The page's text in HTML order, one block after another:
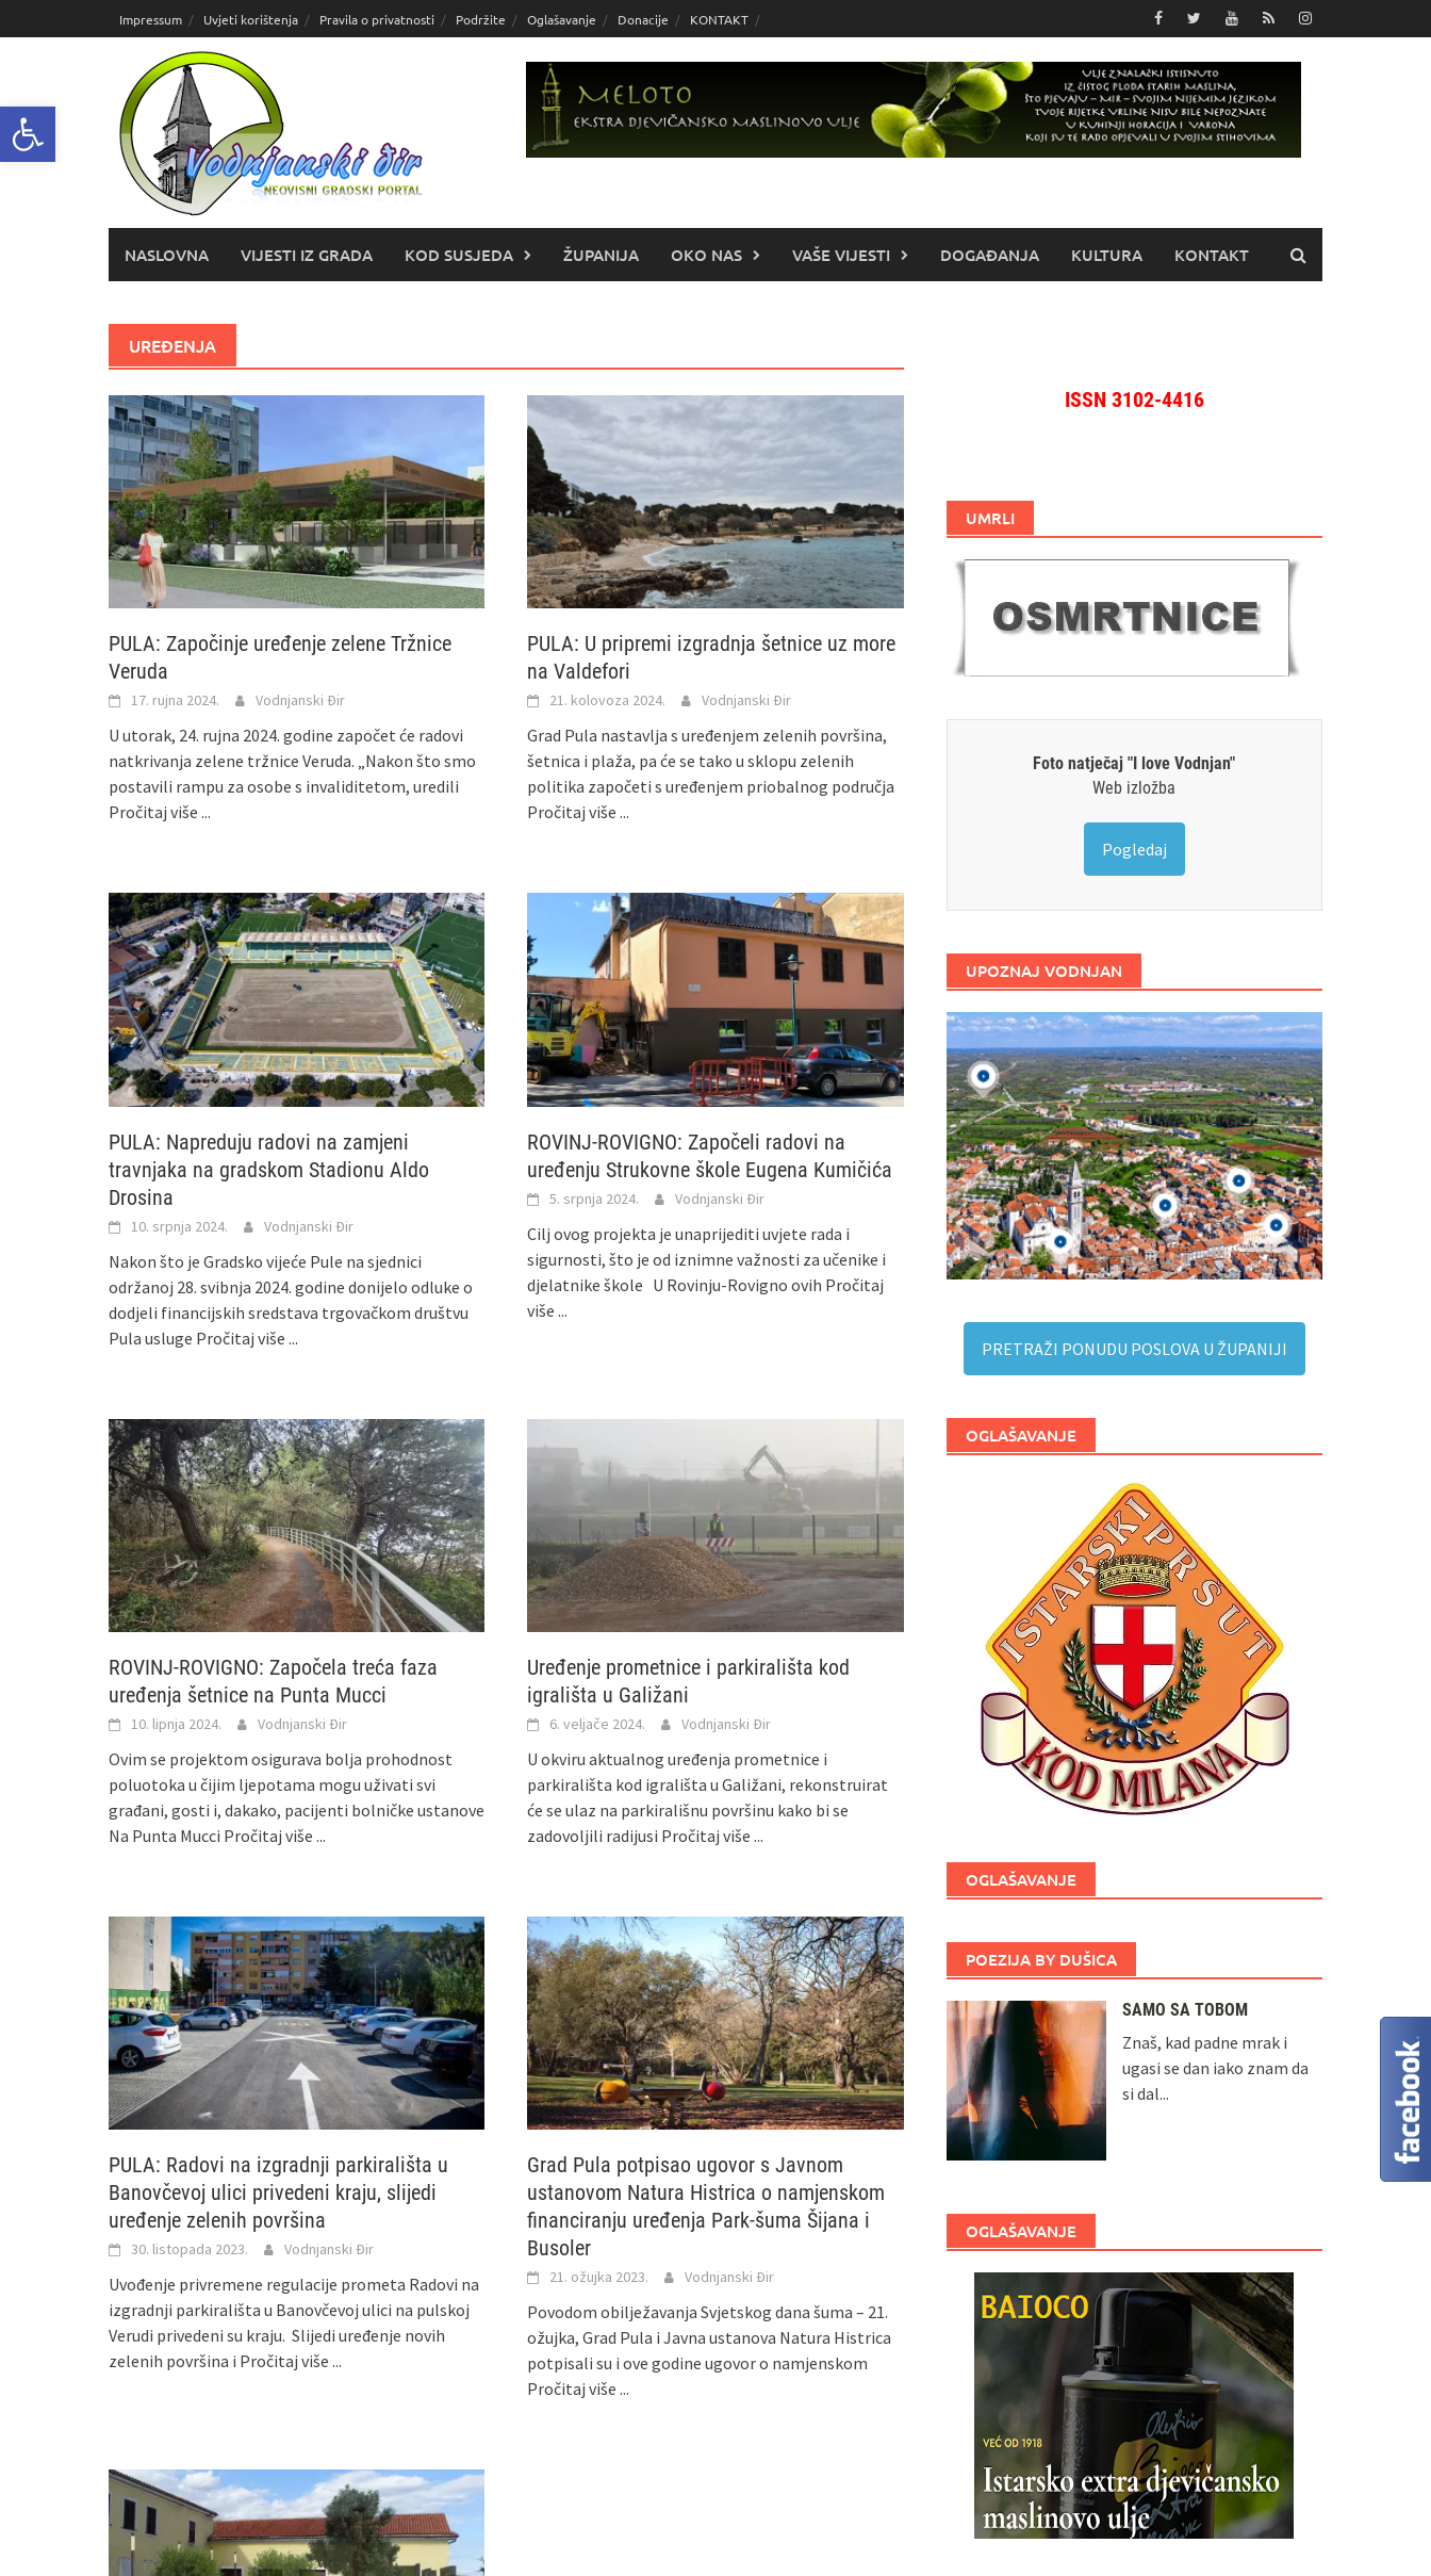
Open toolbar
do
Impressum Uvjeti korištenja Pravila o privatnosti Podržite Oglašavanje Donacije KONTAKT
NASLOVNA VIJESTI IZ GRADA KOD SUSJEDA ŽUPANIJA OKO NAS VAŠE VIJESTI DOGAĐANJA KULTURA KONTAKT
UREĐENJA
PULA: Započinje uređenje zelene Tržnice
Veruda
17. rujna 2024. Vodnjanski Đir
U utorak, 24. rujna 2024. godine započet će radovi
natkrivanja zelene tržnice Veruda. „Nakon što smo
postavili rampu za osobe s invaliditetom, uredili
Pročitaj više ...
PULA: U pripremi izgradnja šetnice uz more
na Valdefori
21. kolovoza 2024. Vodnjanski Đir
Grad Pula nastavlja s uređenjem zelenih površina,
šetnica i plaža, pa će se tako u sklopu zelenih
politika započeti s uređenjem priobalnog područja
Pročitaj više ...
PULA: Napreduju radovi na zamjeni
travnjaka na gradskom Stadionu Aldo
Drosina
10. srpnja 2024. Vodnjanski Đir
Nakon što je Gradsko vijeće Pule na sjednici
održanoj 28. svibnja 2024. godine donijelo odluke o
dodjeli financijskih sredstava trgovačkom društvu
Pula usluge Pročitaj više ...
ROVINJ-ROVIGNO: Započeli radovi na
uređenju Strukovne škole Eugena Kumičića
5. srpnja 2024. Vodnjanski Đir
Cilj ovog projekta je unaprijediti uvjete rada i
sigurnosti, što je od iznimne važnosti za učenike i
djelatnike škole U Rovinju-Rovigno ovih Pročitaj
više ...
ROVINJ-ROVIGNO: Započela treća faza
uređenja šetnice na Punta Mucci
10. lipnja 2024. Vodnjanski Đir
Ovim se projektom osigurava bolja prohodnost
poluotoka u čijim ljepotama mogu uživati svi
građani, gosti i, dakako, pacijenti bolničke ustanove
Na Punta Mucci Pročitaj više ...
Uređenje prometnice i parkirališta kod
igrališta u Galižani
6. veljače 2024. Vodnjanski Đir
U okviru aktualnog uređenja prometnice i
parkirališta kod igrališta u Galižani, rekonstruirat
će se ulaz na parkirališnu površinu kako bi se
zadovoljili radijusi Pročitaj više ...
PULA: Radovi na izgradnji parkirališta u
Banovčevoj ulici privedeni kraju, slijedi
uređenje zelenih površina
30. listopada 2023. Vodnjanski Đir
Uvođenje privremene regulacije prometa Radovi na
izgradnji parkirališta u Banovčevoj ulici na pulskoj
Verudi privedeni su kraju. Slijedi uređenje novih
zelenih površina i Pročitaj više ...
Grad Pula potpisao ugovor s Javnom
ustanovom Natura Histrica o namjenskom
financiranju uređenja Park-šuma Šijana i
Busoler
21. ožujka 2023. Vodnjanski Đir
Povodom obilježavanja Svjetskog dana šuma – 21.
ožujka, Grad Pula i Javna ustanova Natura Histrica
potpisali su i ove godine ugovor o namjenskom
Pročitaj više ...
ISSN 3102-4416
UMRLI
Foto natječaj "I love Vodnjan"
Web izložba
Pogledaj
UPOZNAJ VODNJAN
PRETRAŽI PONUDU POSLOVA U ŽUPANIJI
OGLAŠAVANJE
OGLAŠAVANJE
POEZIJA BY DUŠICA
SAMO SA TOBOM
Znaš, kad padne mrak i
ugasi se dan iako znam da
si dal...
OGLAŠAVANJE